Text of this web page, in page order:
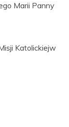
Marii Panny
Katolickiejw